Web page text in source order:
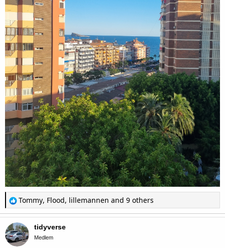
R
a
c
t
i
o
Tommy, Flood, lillemannen and 9 others
tidyverse
Medlem